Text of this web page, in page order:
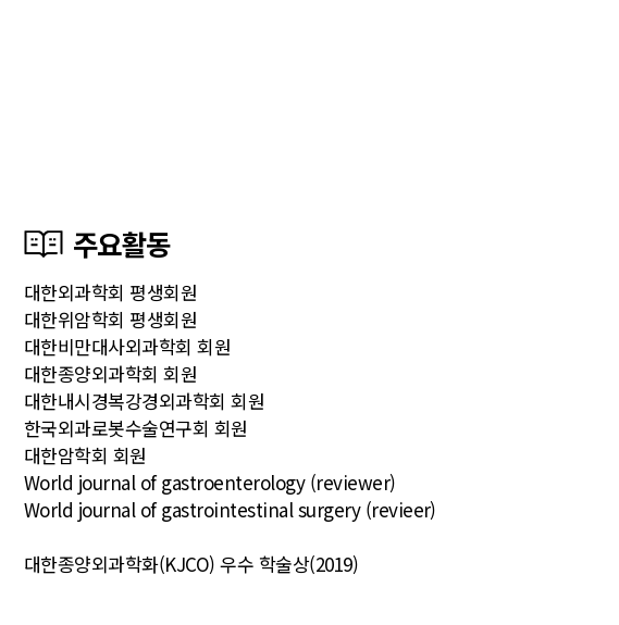
주요활동
대한외과학회 평생회원
대한위암학회 평생회원
대한비만대사외과학회 회원
대한종양외과학회 회원
대한내시경복강경외과학회 회원
한국외과로봇수술연구회 회원
대한암학회 회원
World journal of gastroenterology (reviewer)
World journal of gastrointestinal surgery (revieer)
대한종양외과학화(KJCO) 우수 학술상(2019)